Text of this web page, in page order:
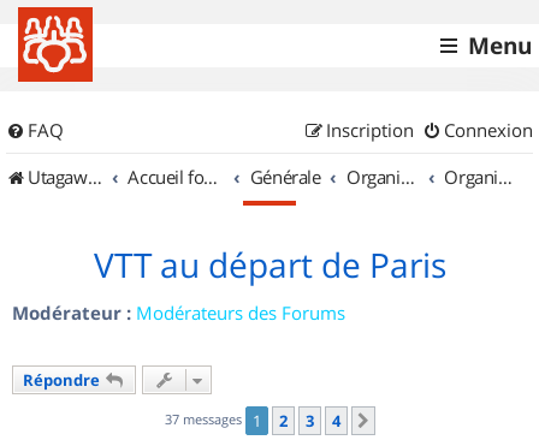
Menu
FAQ Connexion
Inscription
UtagawaVTT (Randos VTT et VTTAE avec traces GPS)
Accueil forum Générale Organisation de sorties & Recherche de partenaires Organisation de sorties en région Île de France
VTT au départ de Paris
Modérateur : Modérateurs des Forums
Répondre
37 messages 1 2 3 4